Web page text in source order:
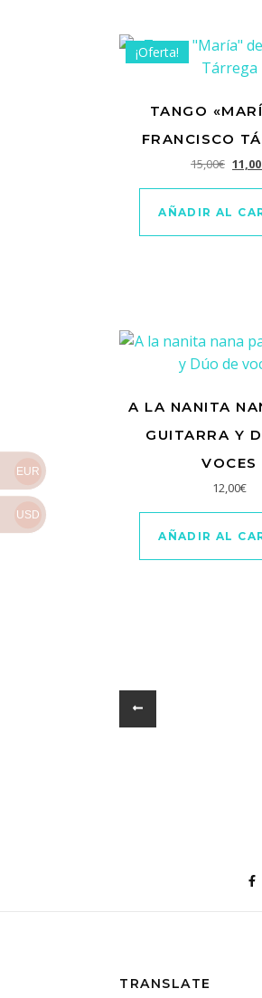
¡Oferta!
TANGO
FRANCISCO
15,00€ El
11,00
AÑADIR AL
A LA NANITA
GUITARRA Y
VOCES
12,00€
AÑADIR AL
TRANSLATE
EUR
USD